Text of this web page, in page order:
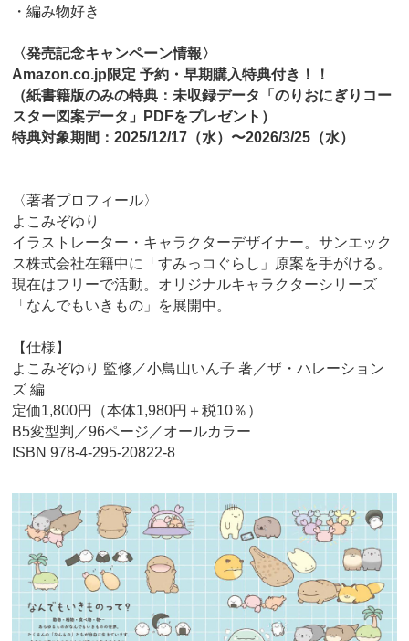
・編み物好き
〈発売記念キャンペーン情報〉
Amazon.co.jp限定 予約・早期購入特典付き！！
（紙書籍版のみの特典：未収録データ「のりおにぎりコー
スター図案データ」PDFをプレゼント）
特典対象期間：2025/12/17（水）〜2026/3/25（水）
〈著者プロフィール〉
よこみぞゆり
イラストレーター・キャラクターデザイナー。サンエック
ス株式会社在籍中に「すみっコぐらし」原案を手がける。
現在はフリーで活動。オリジナルキャラクターシリーズ
「なんでもいきもの」を展開中。
【仕様】
よこみぞゆり 監修／小鳥山いん子 著／ザ・ハレーション
ズ 編
定価1,800円（本体1,980円＋税10％）
B5変型判／96ページ／オールカラー
ISBN 978-4-295-20822-8